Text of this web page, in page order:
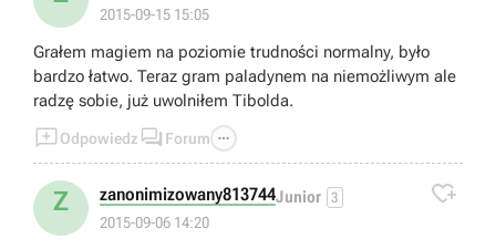
2015-09-15 15:05
Grałem magiem na poziomie trudności normalny, było
bardzo łatwo. Teraz gram paladynem na niemożliwym ale
radzę sobie, już uwolniłem Tibolda.
Odpowiedz  Forum 
Z zanonimizowany813744Junior 3
2015-09-06 14:20
